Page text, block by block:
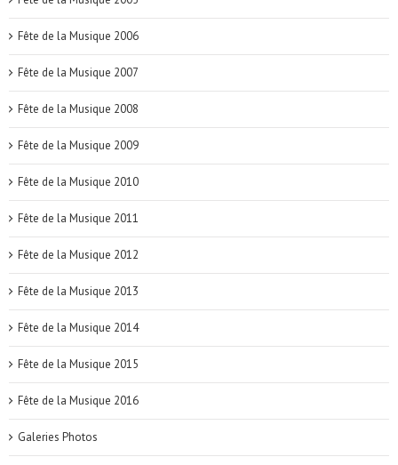
Fête de la Musique 2006
Fête de la Musique 2007
Fête de la Musique 2008
Fête de la Musique 2009
Fête de la Musique 2010
Fête de la Musique 2011
Fête de la Musique 2012
Fête de la Musique 2013
Fête de la Musique 2014
Fête de la Musique 2015
Fête de la Musique 2016
Galeries Photos